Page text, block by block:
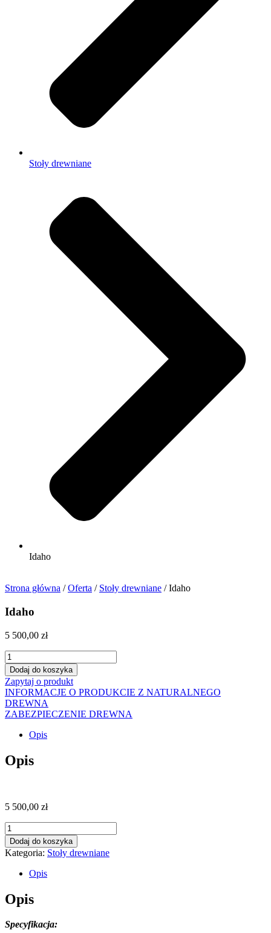
Stoły drewniane
Idaho
Strona główna /Oferta / Stoły drewniane / Idaho
Idaho
5 500,00 zł
ilość
Idaho
Dodaj do koszyka
Zapytaj o produkt
INFORMACJE O PRODUKCIE Z NATURALNEGO
DREWNA
ZABEZPIECZENIE DREWNA
Opis
Opis
5 500,00 zł
ilość
Idaho
Dodaj do koszyka
Kategoria: Stoły drewniane
Opis
Opis
Specyfikacja: